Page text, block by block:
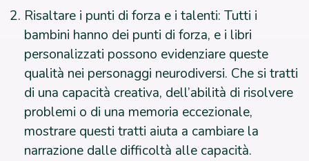
Risaltare i punti di forza e i talenti: Tutti i
bambini hanno dei punti di forza, e i libri
personalizzati possono evidenziare queste
qualità nei personaggi neurodiversi. Che si tratti
di una capacità creativa, dell’abilità di risolvere
problemi o di una memoria eccezionale,
mostrare questi tratti aiuta a cambiare la
narrazione dalle difficoltà alle capacità.